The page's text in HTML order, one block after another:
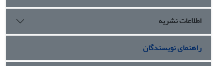
اطلاعات نشریه
راهنمای نویسندگان